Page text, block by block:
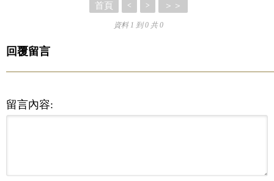
首頁 < > ＞＞
資料 1 到 0 共 0
回覆留言
留言內容: